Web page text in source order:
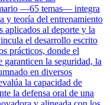
—65 temas— integra
y teoría del entrenamiento
aplicados al deporte y la
el desarrollo escrito
prácticos, donde el
garanticen la seguridad, la
en diversos
la capacidad de
la defensa oral de una